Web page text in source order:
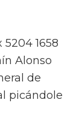
1658
Alonso
de
picándole